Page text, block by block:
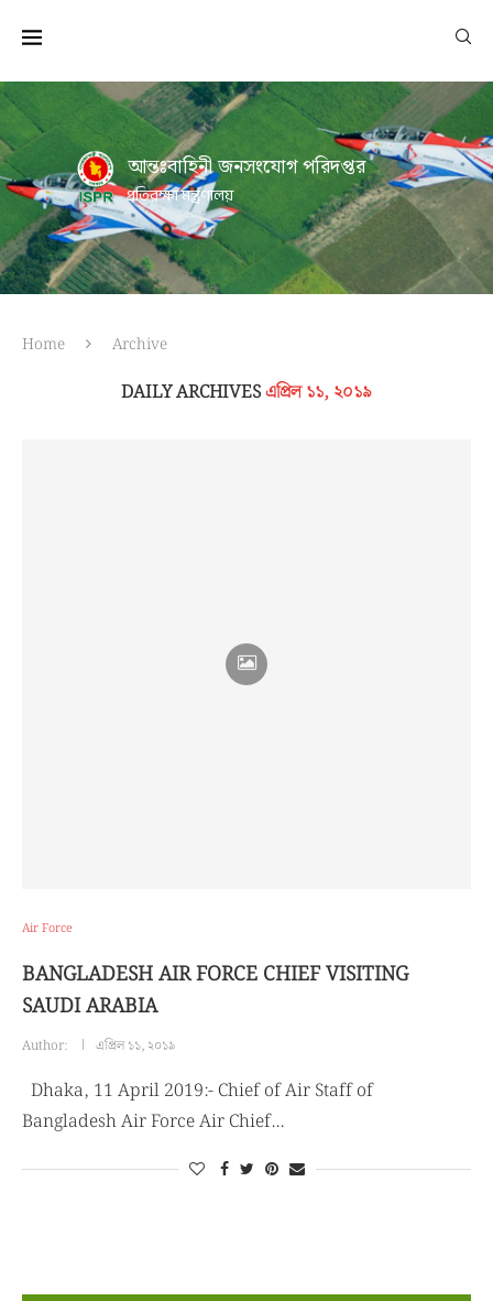
আন্তঃবাহিনী জনসংযোগ পরিদপ্তর
প্রতিরক্ষা মন্ত্রণালয়
Home Archive
DAILY ARCHIVESএপ্রিল ১১, ২০১৯
Air Force
BANGLADESH AIR FORCE CHIEF VISITING
SAUDI ARABIA
Author: এপ্রিল ১১, ২০১৯
Dhaka, 11 April 2019:- Chief of Air Staff of
Bangladesh Air Force Air Chief…